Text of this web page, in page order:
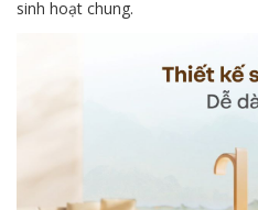
sinh hoạt chung.